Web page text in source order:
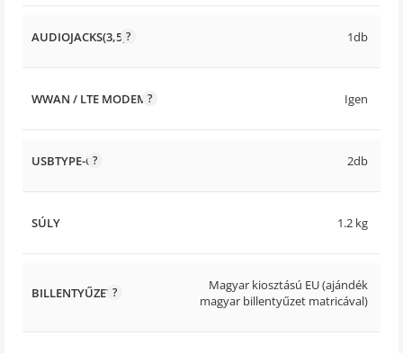
AUDIOJACKS(3,5) 1db
WWAN / LTE MODEM Igen
USBTYPE-C 2db
SÚLY 1.2 kg
BILLENTYŰZET
Magyar kiosztású EU (ajándék
magyar billentyűzet matricával)